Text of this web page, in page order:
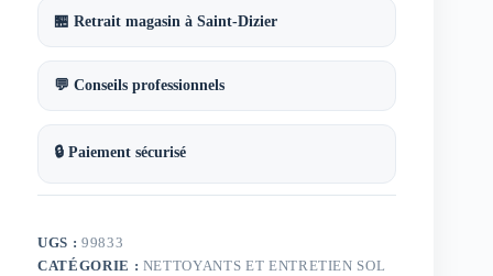
🏪 Retrait magasin à Saint-Dizier
💬 Conseils professionnels
🔒 Paiement sécurisé
UGS : 99833
CATÉGORIE : NETTOYANTS ET ENTRETIEN SOL